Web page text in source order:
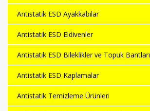
Antistatik ESD Ayakkabılar
Antistatik ESD Eldivenler
Antistatik ESD Bileklikler ve Topuk Bantları
Antistatik ESD Kaplamalar
Antistatik Temizleme Ürünleri